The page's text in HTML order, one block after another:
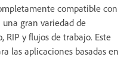
compatible con
una gran variedad de
RIP y flujos de trabajo. Este
las aplicaciones basadas en